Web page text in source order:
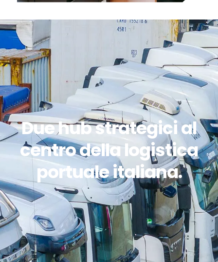
Due hub strategici al
centro della logistica
portuale italiana.